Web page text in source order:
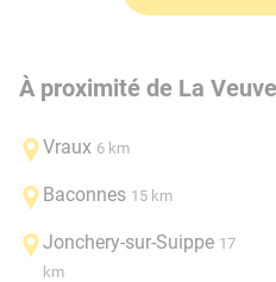
À proximité de La Veuve
Vraux 6 km
Baconnes 15 km
Jonchery-sur-Suippe 17
km